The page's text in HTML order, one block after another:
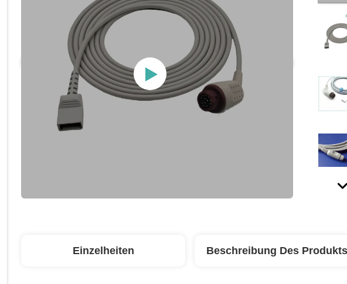
Einzelheiten Beschreibung Des Produkts